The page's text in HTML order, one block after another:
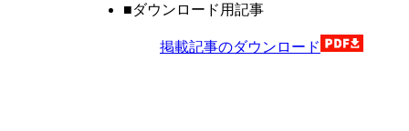
■ダウンロード用記事
掲載記事のダウンロード